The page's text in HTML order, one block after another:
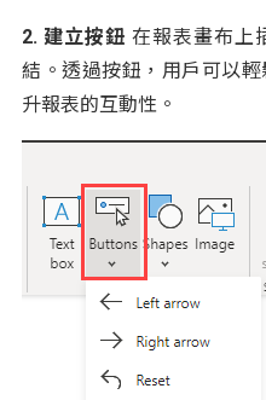
2. 建立按鈕 在報表畫布上
結。透過按鈕，用戶可以
升報表的互動性。